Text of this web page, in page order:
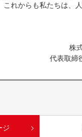
これからも私たちは、
株
代表取締
ジ